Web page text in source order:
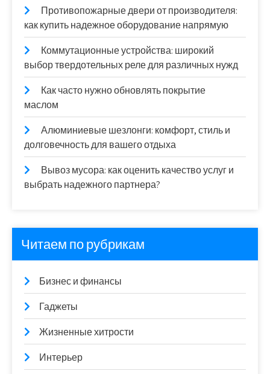
Противопожарные двери от производителя:
как купить надежное оборудование напрямую
Коммутационные устройства: широкий
выбор твердотельных реле для различных нужд
Как часто нужно обновлять покрытие
маслом
Алюминиевые шезлонги: комфорт, стиль и
долговечность для вашего отдыха
Вывоз мусора: как оценить качество услуг и
выбрать надежного партнера?
Читаем по рубрикам
Бизнес и финансы
Гаджеты
Жизненные хитрости
Интерьер